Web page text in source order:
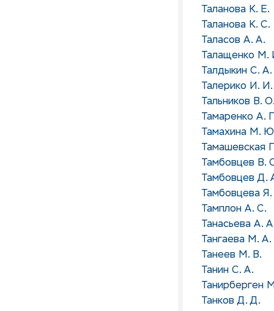
Таланова К. Е.
Таланова К. С.
Таласов А. А.
Талащенко М.
Талдыкин С. А.
Талерико И. И.
Тальников В. О.
Тамаренко А.
Тамахина М.
Тамашевская
Тамбовцев В.
Тамбовцев Д.
Тамбовцева
Тамплон А. С.
Танасьева А.
Тангаева М. А.
Танеев М. В.
Танин С. А.
Танирберген
Танков Д. Д.